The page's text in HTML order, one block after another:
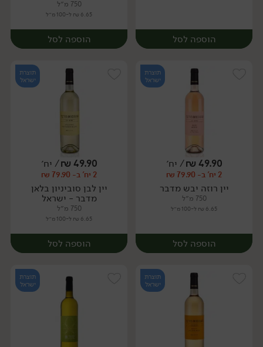
הוספה לסל
יח׳
750 מ״ל
6.65 ₪ ל-100 מ״ל
הוספה לסל
יח׳
תוצרת
ישראל
49.90
₪/ יח׳
2 יח' ב- 79.90 ₪
יין רוזה יבש מדבר
750 מ״ל
6.65 ₪ ל-100 מ״ל
הוספה לסל
תוצרת
ישראל
49.90
₪/ יח׳
2 יח' ב- 79.90 ₪
יין לבן סוביניון בלאן
מדבר - ישראל
750 מ״ל
6.65 ₪ ל-100 מ״ל
הוספה לסל
תוצרת
ישראל
תוצרת
ישראל